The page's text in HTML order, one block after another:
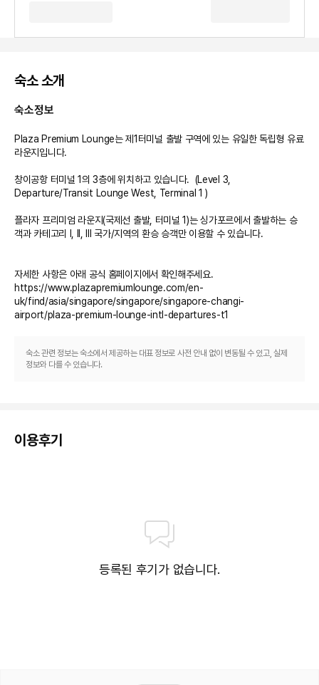
숙소 소개
숙소정보
Plaza Premium Lounge는 제1터미널 출발 구역에 있는 유일한 독립형 유료
라운지입니다.
창이공항 터미널 1의 3층에 위치하고 있습니다.  (Level 3,
Departure/Transit Lounge West, Terminal 1 )
플라자 프리미엄 라운지(국제선 출발, 터미널 1)는 싱가포르에서 출발하는 승
객과 카테고리 I, II, III 국가/지역의 환승 승객만 이용할 수 있습니다.
자세한 사항은 아래 공식 홈페이지에서 확인해주세요.
https://www.plazapremiumlounge.com/en-
uk/find/asia/singapore/singapore/singapore-changi-
airport/plaza-premium-lounge-intl-departures-t1
숙소 관련 정보는 숙소에서 제공하는 대표 정보로 사전 안내 없이 변동될 수 있고, 실제
정보와 다를 수 있습니다.
이용후기
등록된 후기가 없습니다.